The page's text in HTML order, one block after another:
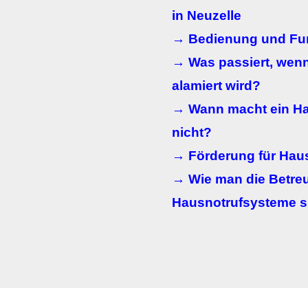
in Neuzelle
→ Bedienung und
→ Was passiert,
alamiert wird?
→ Wann macht ein
nicht?
→ Förderung für
→ Wie man die
Hausnotrufsysteme